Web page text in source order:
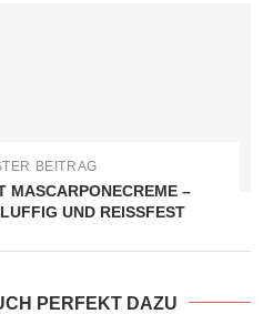
BEITRAG
MASCARPONECREME –
UND REISSFEST
PERFEKT DAZU